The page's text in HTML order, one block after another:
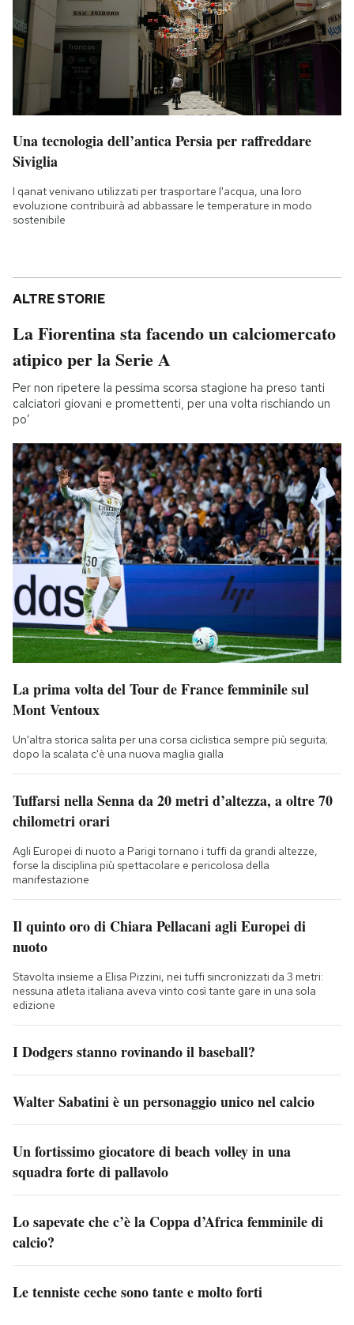
Una tecnologia dell’antica Persia per raffreddare
Siviglia
I qanat venivano utilizzati per trasportare l'acqua, una loro
evoluzione contribuirà ad abbassare le temperature in modo
sostenibile
ALTRE STORIE
La Fiorentina sta facendo un calciomercato
atipico per la Serie A
Per non ripetere la pessima scorsa stagione ha preso tanti
calciatori giovani e promettenti, per una volta rischiando un
po’
La prima volta del Tour de France femminile sul
Mont Ventoux
Un'altra storica salita per una corsa ciclistica sempre più seguita;
dopo la scalata c'è una nuova maglia gialla
Tuffarsi nella Senna da 20 metri d’altezza, a oltre 70
chilometri orari
Agli Europei di nuoto a Parigi tornano i tuffi da grandi altezze,
forse la disciplina più spettacolare e pericolosa della
manifestazione
Il quinto oro di Chiara Pellacani agli Europei di
nuoto
Stavolta insieme a Elisa Pizzini, nei tuffi sincronizzati da 3 metri:
nessuna atleta italiana aveva vinto così tante gare in una sola
edizione
I Dodgers stanno rovinando il baseball?
Walter Sabatini è un personaggio unico nel calcio
Un fortissimo giocatore di beach volley in una
squadra forte di pallavolo
Lo sapevate che c’è la Coppa d’Africa femminile di
calcio?
Le tenniste ceche sono tante e molto forti